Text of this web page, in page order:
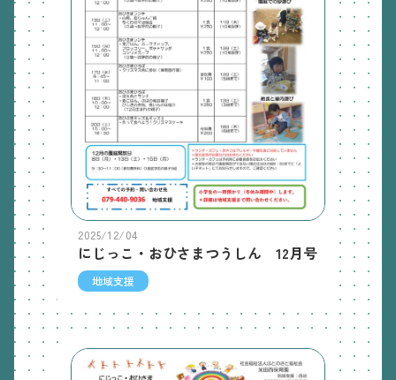
2025/12/04
にじっこ・おひさまつうしん 12月号
地域支援